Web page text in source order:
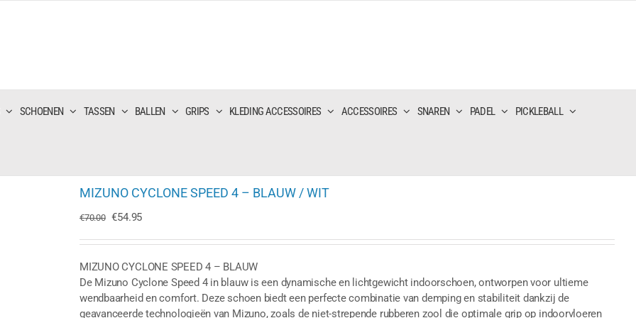
SCHOENEN TASSEN BALLEN GRIPS KLEDING ACCESSOIRES ACCESSOIRES SNAREN PADEL PICKLEBALL
MIZUNO CYCLONE SPEED 4 – BLAUW / WIT
€70.00 Oorspronkelijke
was:
€70.00.
€54.95Huidige
is:
€54.95.
MIZUNO CYCLONE SPEED 4 – BLAUW
De Mizuno Cyclone Speed 4 in blauw is een dynamische en lichtgewicht indoorschoen, ontworpen voor ultieme
wendbaarheid en comfort. Deze schoen biedt een perfecte combinatie van demping en stabiliteit dankzij de
geavanceerde technologieën van Mizuno, zoals de niet-strepende rubberen zool die optimale grip op indoorvloeren